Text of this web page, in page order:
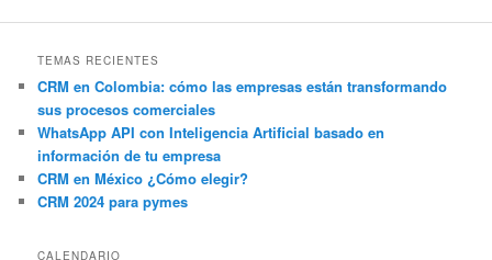
TEMAS RECIENTES
CRM en Colombia: cómo las empresas están transformando
sus procesos comerciales
WhatsApp API con Inteligencia Artificial basado en
información de tu empresa
CRM en México ¿Cómo elegir?
CRM 2024 para pymes
CALENDARIO